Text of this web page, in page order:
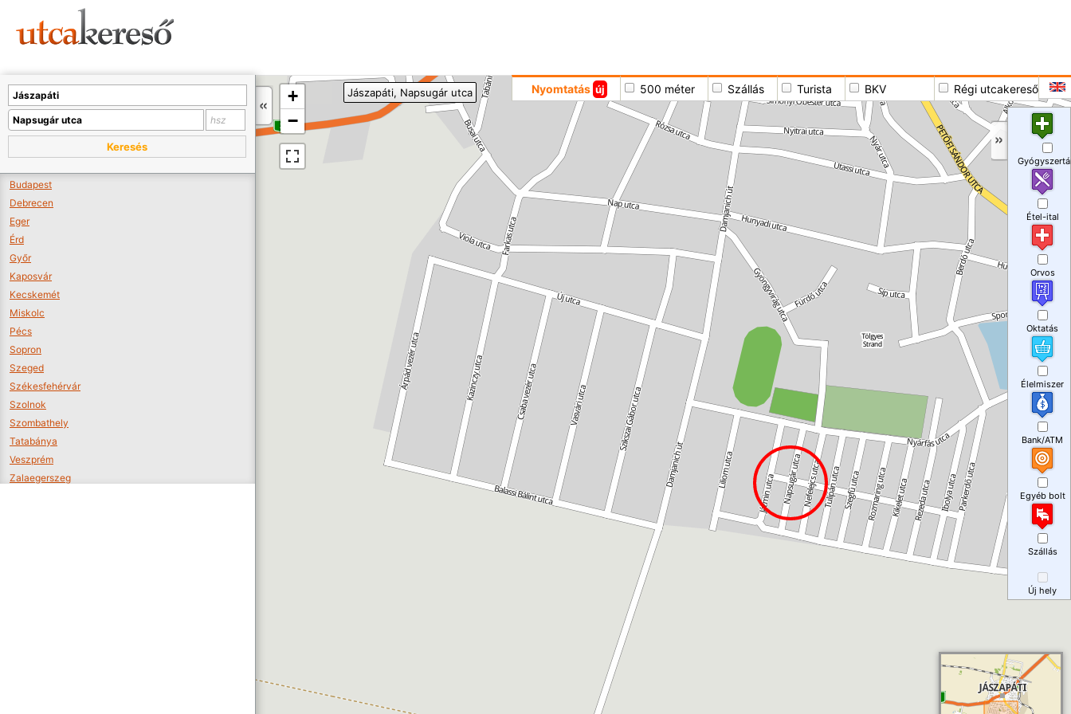
+
−
Nyomtatás új 500 méter Szállás Turista BKV Régi utcakereső
Jászapáti, Napsugár utca
Keresés
Budapest
Debrecen
Eger
Érd
Győr
Kaposvár
Kecskemét
Miskolc
Pécs
Sopron
Szeged
Székesfehérvár
Szolnok
Szombathely
Tatabánya
Veszprém
Zalaegerszeg
Étel-ital
Orvos
Oktatás
Élelmiszer
Bank/ATM
Egyéb bolt
Szállás
Új hely
A térképet kicsinyíteni kell, hogy látszódjanak a boltok.
Boltok látszódjanak >>